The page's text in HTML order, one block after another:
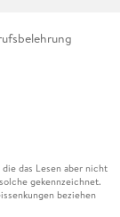
das Lesen aber nicht
gekennzeichnet.
beziehen